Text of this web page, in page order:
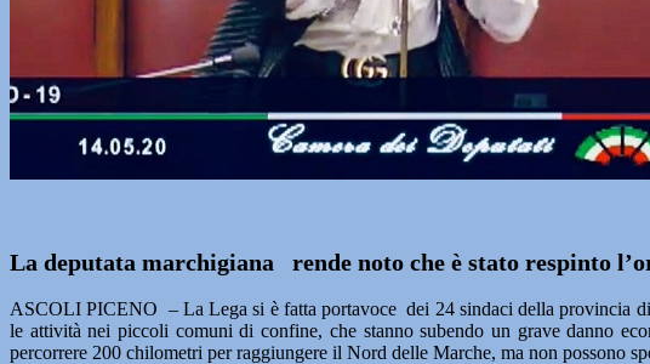
La deputata marchigiana rende noto che è stato respinto
ASCOLI PICENO – La Lega si è fatta portavoce dei 24 sindaci della provincia
le attività nei piccoli comuni di confine, che stanno subendo un grave danno
percorrere 200 chilometri per raggiungere il Nord delle Marche, ma non possono